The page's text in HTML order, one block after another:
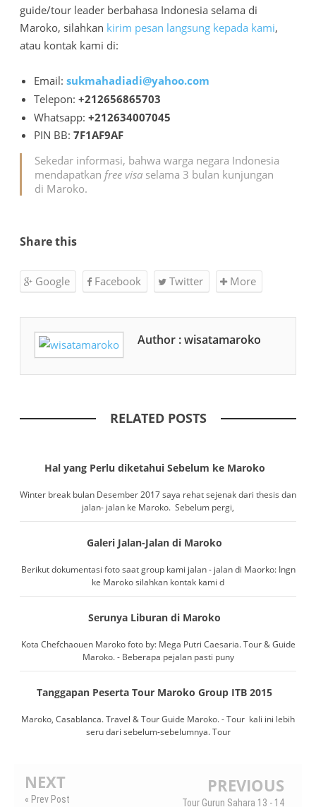
guide/tour leader berbahasa Indonesia selama di
Maroko, silahkan kirim pesan langsung kepada kami,
atau kontak kami di:
Email: sukmahadiadi@yahoo.com
Telepon: +212656865703
Whatsapp: +212634007045
PIN BB: 7F1AF9AF
Sekedar informasi, bahwa warga negara Indonesia
mendapatkan free visa selama 3 bulan kunjungan
di Maroko.
Share this
Google Facebook Twitter More
Author : wisatamaroko
RELATED POSTS
Hal yang Perlu diketahui Sebelum ke Maroko
Winter break bulan Desember 2017 saya rehat sejenak dari thesis dan
jalan- jalan ke Maroko. Sebelum pergi,
Galeri Jalan-Jalan di Maroko
Berikut dokumentasi foto saat group kami jalan - jalan di Maorko: Ingn
ke Maroko silahkan kontak kami d
Serunya Liburan di Maroko
Kota Chefchaouen Maroko foto by: Mega Putri Caesaria. Tour & Guide
Maroko. - Beberapa pejalan pasti puny
Tanggapan Peserta Tour Maroko Group ITB 2015
Maroko, Casablanca. Travel & Tour Guide Maroko. - Tour kali ini lebih
seru dari sebelum-sebelumnya. Tour
NEXT
« Prev Post
PREVIOUS
Tour Gurun Sahara 13 - 14